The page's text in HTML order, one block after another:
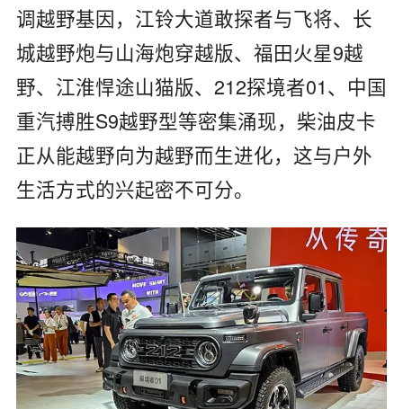
调越野基因，江铃大道敢探者与飞将、长
城越野炮与山海炮穿越版、福田火星9越
野、江淮悍途山猫版、212探境者01、中国
重汽搏胜S9越野型等密集涌现，柴油皮卡
正从能越野向为越野而生进化，这与户外
生活方式的兴起密不可分。